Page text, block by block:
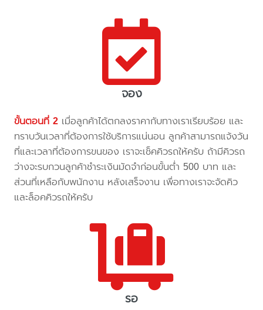
จอง
ขั้นตอนที่ 2 เมื่อลูกค้าได้ตกลงราคากับทางเราเรียบร้อย และ
ทราบวันเวลาที่ต้องการใช้บริการแน่นอน ลูกค้าสามารถแจ้งวัน
ที่และเวลาที่ต้องการขนของ เราจะเช็คคิวรถให้ครับ ถ้ามีคิวรถ
ว่างจะรบกวนลูกค้าชำระเงินมัดจำก่อนขั้นต่ำ 500 บาท และ
ส่วนที่เหลือกับพนักงาน หลังเสร็จงาน เพื่อทางเราจะจัดคิว
และล็อคคิวรถให้ครับ
รอ